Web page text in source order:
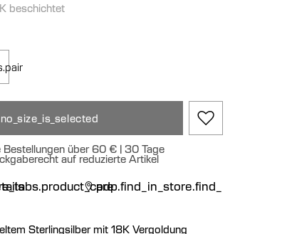
beschichtet
Bestellungen über 60 € | 30 Tage
auf reduzierte Artikel
pdp.find_in_store.find_in_store
Sterlingsilber mit 18K Vergoldung